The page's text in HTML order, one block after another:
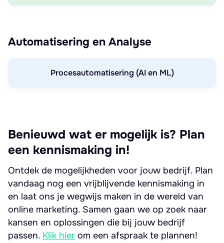
Automatisering en Analyse
Procesautomatisering (AI en ML)
Benieuwd wat er mogelijk is? Plan
een kennismaking in!
Ontdek de mogelijkheden voor jouw bedrijf. Plan
vandaag nog een vrijblijvende kennismaking in
en laat ons je wegwijs maken in de wereld van
online marketing. Samen gaan we op zoek naar
kansen en oplossingen die bij jouw bedrijf
passen. Klik hier om een afspraak te plannen!